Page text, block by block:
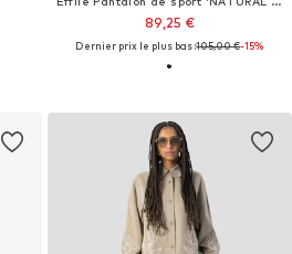
89,25 €
Dernier prix le plus bas :105,00 €-15%